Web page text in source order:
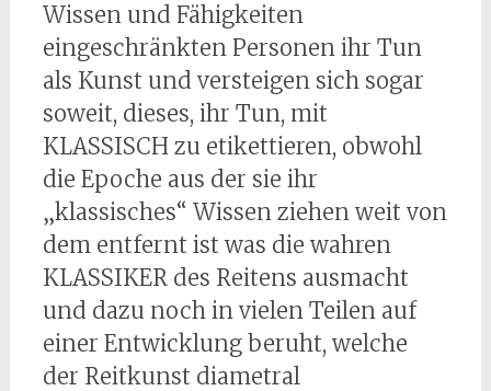
Wissen und Fähigkeiten
eingeschränkten Personen ihr Tun
als Kunst und versteigen sich sogar
soweit, dieses, ihr Tun, mit
KLASSISCH zu etikettieren, obwohl
die Epoche aus der sie ihr
„klassisches“ Wissen ziehen weit von
dem entfernt ist was die wahren
KLASSIKER des Reitens ausmacht
und dazu noch in vielen Teilen auf
einer Entwicklung beruht, welche
der Reitkunst diametral